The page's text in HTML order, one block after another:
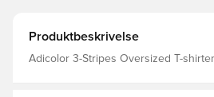
Produktbeskrivelse
Adicolor 3-Stripes Oversized T-